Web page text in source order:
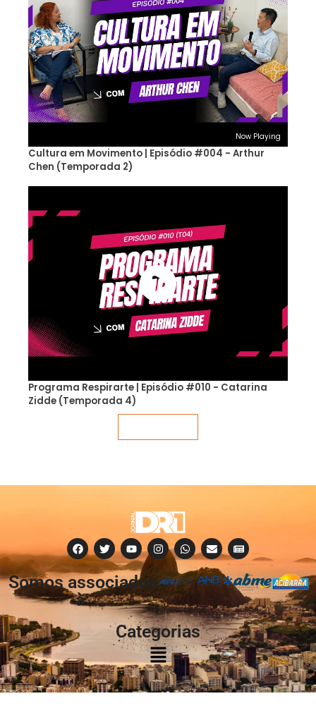
Now Playing
Cultura em Movimento | Episódio #004 - Arthur
Chen (Temporada 2)
Programa Respirarte | Episódio #010 - Catarina
Zidde (Temporada 4)
Somos associados
à:
Categorias